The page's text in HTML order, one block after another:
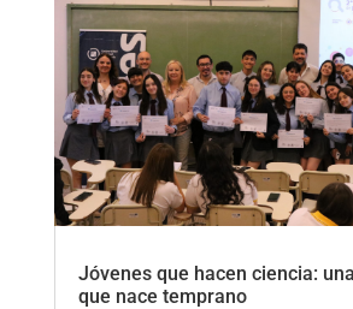
Jóvenes que hacen ciencia:
que nace temprano